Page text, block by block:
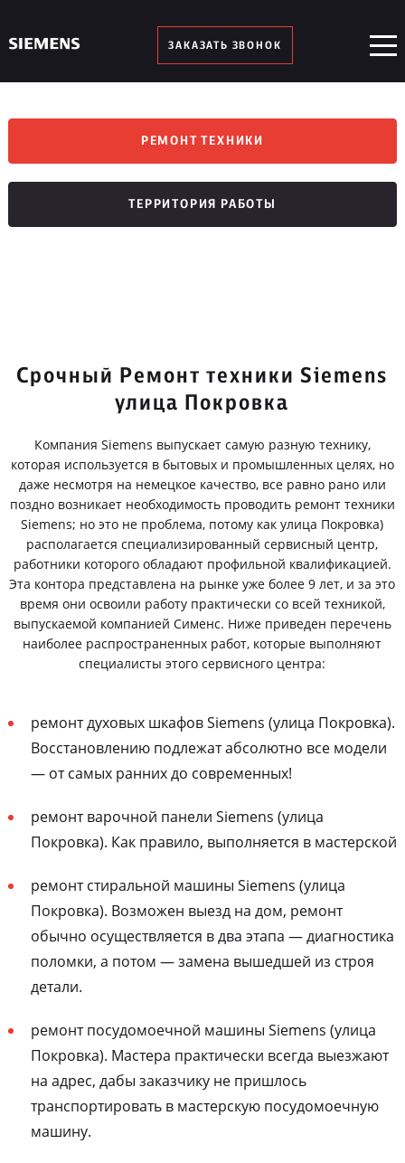
ЗАКАЗАТЬ ЗВОНОК
РЕМОНТ ТЕХНИКИ
ТЕРРИТОРИЯ РАБОТЫ
Срочный Ремонт техники Siemens
улица Покровка
Компания Siemens выпускает самую разную технику,
которая используется в бытовых и промышленных целях, но
даже несмотря на немецкое качество, все равно рано или
поздно возникает необходимость проводить ремонт техники
Siemens; но это не проблема, потому как улица Покровка)
располагается специализированный сервисный центр,
работники которого обладают профильной квалификацией.
Эта контора представлена на рынке уже более 9 лет, и за это
время они освоили работу практически со всей техникой,
выпускаемой компанией Сименс. Ниже приведен перечень
наиболее распространенных работ, которые выполняют
специалисты этого сервисного центра:
ремонт духовых шкафов Siemens (улица Покровка).
Восстановлению подлежат абсолютно все модели
— от самых ранних до современных!
ремонт варочной панели Siemens (улица
Покровка). Как правило, выполняется в мастерской
ремонт стиральной машины Siemens (улица
Покровка). Возможен выезд на дом, ремонт
обычно осуществляется в два этапа — диагностика
поломки, а потом — замена вышедшей из строя
детали.
ремонт посудомоечной машины Siemens (улица
Покровка). Мастера практически всегда выезжают
на адрес, дабы заказчику не пришлось
транспортировать в мастерскую посудомоечную
машину.